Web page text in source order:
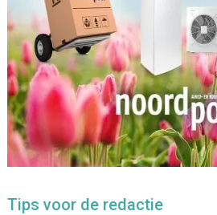
Tips voor de redactie